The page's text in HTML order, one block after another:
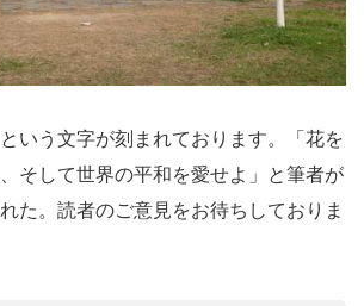
という文字が刻まれております。「花を
そして世界の平和を愛せよ」と筆者が
た。読者のご意見をお待ちしておりま